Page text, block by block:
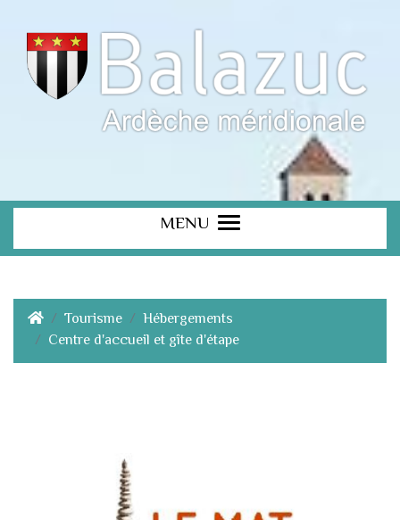
MENU
Tourisme
Hébergements
Centre d'accueil et gîte d'étape